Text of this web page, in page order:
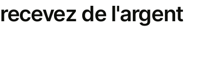
recevez de l'argent